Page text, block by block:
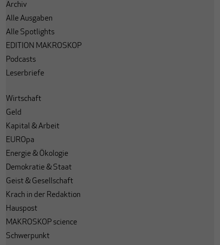
Archiv
Alle Ausgaben
Alle Spotlights
EDITION MAKROSKOP
Podcasts
Leserbriefe
Wirtschaft
Geld
Kapital & Arbeit
EUROpa
Energie & Ökologie
Demokratie & Staat
Geist & Gesellschaft
Krach in der Redaktion
Hauspost
MAKROSKOP science
Schwerpunkt